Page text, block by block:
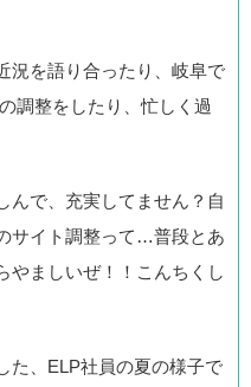
況を語り合ったり、岐阜で
調整をしたり、忙しく過
で、充実してません？自
サイト調整って…普段とあ
ましいぜ！！こんちくし
た、ELP社員の夏の様子で